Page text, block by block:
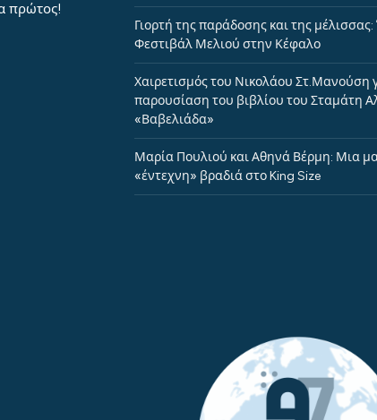
πρώτος!
Γιορτή της παράδοσης και της μέλισσας:
Φεστιβάλ Μελιού στην Κέφαλο
Χαιρετισμός του Νικολάου Στ.Μανούση
παρουσίαση του βιβλίου του Σταμάτη
«Βαβελιάδα»
Μαρία Πουλιού και Αθηνά Βέρμη: Μια
«έντεχνη» βραδιά στο King Size